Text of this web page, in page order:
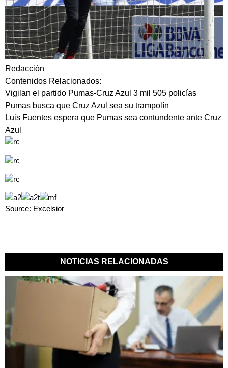
Redacción
Contenidos Relacionados:
Vigilan el partido Pumas-Cruz Azul 3 mil 505 policías
Pumas busca que Cruz Azul sea su trampolín
Luis Fuentes espera que Pumas sea contundente ante Cruz
Azul
Source: Excelsior
NOTICIAS RELACIONADAS